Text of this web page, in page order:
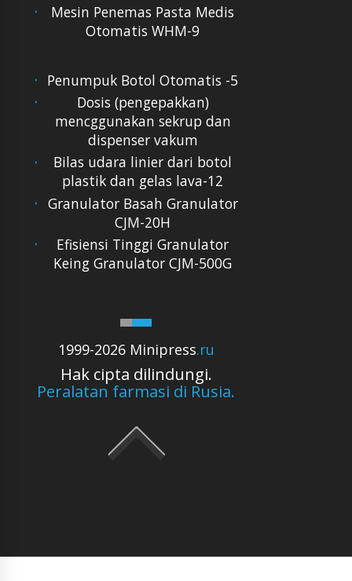
Mesin Penemas Pasta Medis
Otomatis WHM-9
1999-2026 Minipress.ru
Hak cipta dilindungi.
Peralatan farmasi di Rusia.
Penumpuk Botol Otomatis -5
Dosis (pengepakkan)
mencggunakan sekrup dan
dispenser vakum
Bilas udara linier dari botol
plastik dan gelas lava-12
Granulator Basah Granulator
CJM-20H
Efisiensi Tinggi Granulator
Keing Granulator CJM-500G